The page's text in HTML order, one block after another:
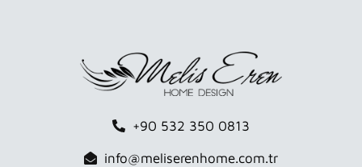
+90 532 350 0813
info@meliserenhome.com.tr